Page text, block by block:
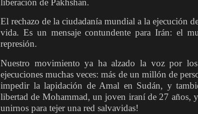
El rechazo de la ciudadanía mundial a la ejecución
vida. Es un mensaje contundente para Irán: el
represión.
Nuestro movimiento ya ha alzado la voz por
ejecuciones muchas veces: más de un millón de
impedir la lapidación de Amal en Sudán, y
libertad de Mohammad, un joven iraní de 27 años,
unirnos para tejer una red salvavidas!